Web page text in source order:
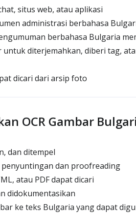
situs web, atau aplikasi
administrasi berbahasa
berbahasa Bulgaria
diterjemahkan, diberi tag,
dicari dari arsip foto
OCR Gambar
dan ditempel
dan proofreading
atau PDF dapat dicari
didokumentasikan
ke teks Bulgaria yang dapat